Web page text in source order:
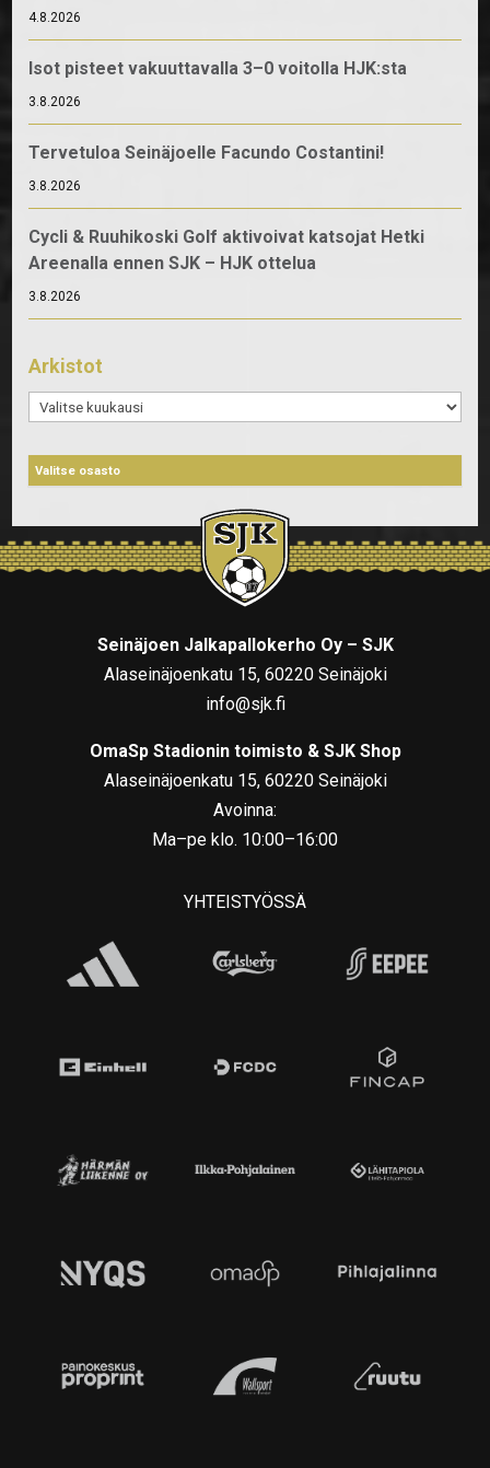
4.8.2026
Isot pisteet vakuuttavalla 3–0 voitolla HJK:sta
3.8.2026
Tervetuloa Seinäjoelle Facundo Costantini!
3.8.2026
Cycli & Ruuhikoski Golf aktivoivat katsojat Hetki
Areenalla ennen SJK – HJK ottelua
3.8.2026
Arkistot
Arkistot
Seinäjoen Jalkapallokerho Oy – SJK
Alaseinäjoenkatu 15, 60220 Seinäjoki
info@sjk.fi
OmaSp Stadionin toimisto & SJK Shop
Alaseinäjoenkatu 15, 60220 Seinäjoki
Avoinna:
Ma–pe klo. 10:00–16:00
YHTEISTYÖSSÄ